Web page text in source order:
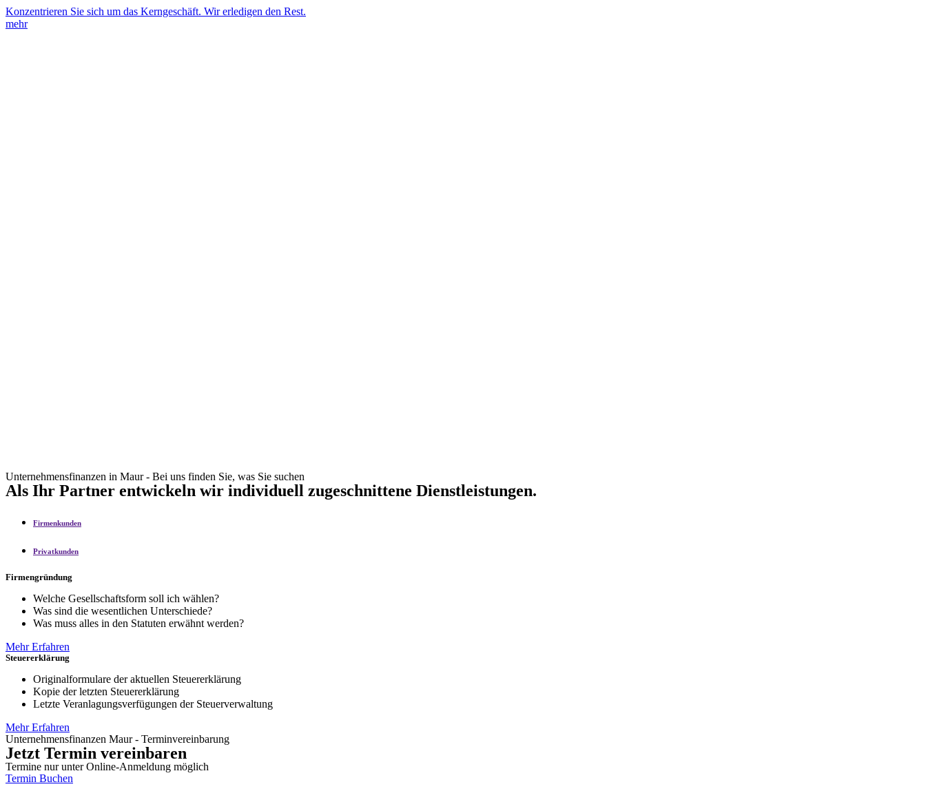
Konzentrieren Sie sich um das Kerngeschäft. Wir erledigen den Rest.
mehr
Unternehmensfinanzen in Maur - Bei uns finden Sie, was Sie suchen
Als Ihr Partner entwickeln wir individuell zugeschnittene Dienstleistungen.
Firmenkunden
Privatkunden
Firmengründung
Welche Gesellschaftsform soll ich wählen?
Was sind die wesentlichen Unterschiede?
Was muss alles in den Statuten erwähnt werden?
Mehr Erfahren
Steuererklärung
Originalformulare der aktuellen Steuererklärung
Kopie der letzten Steuererklärung
Letzte Veranlagungsverfügungen der Steuerverwaltung
Mehr Erfahren
Unternehmensfinanzen Maur - Terminvereinbarung
Jetzt Termin vereinbaren
Termine nur unter Online-Anmeldung möglich
Termin Buchen